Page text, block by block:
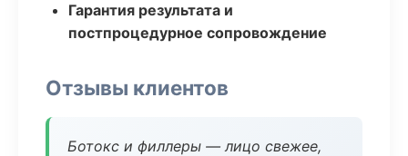
Гарантия результата и
постпроцедурное сопровождение
Отзывы клиентов
Ботокс и филлеры — лицо свежее,